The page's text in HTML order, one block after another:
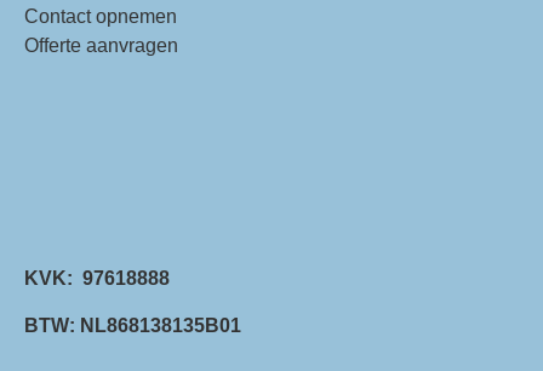
Contact opnemen
Offerte aanvragen
KVK: 97618888
BTW: NL868138135B01